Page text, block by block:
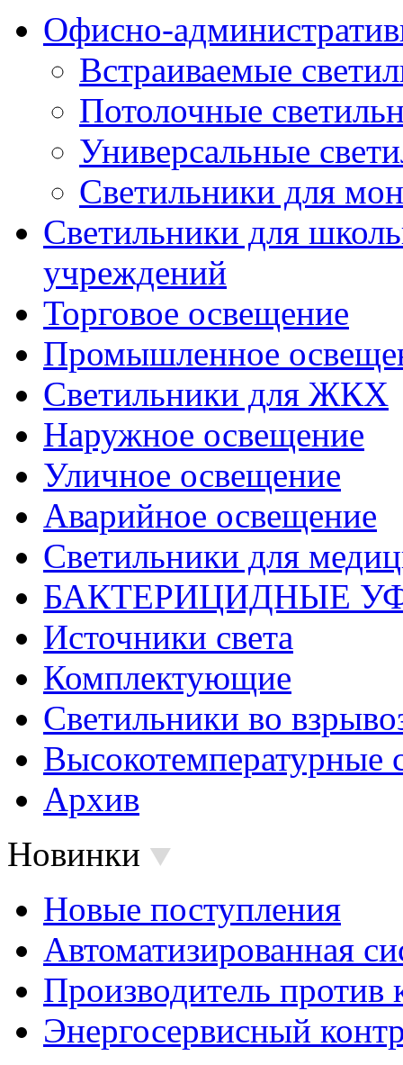
Офисно-
Встраиваемые
Потолочные
Универсальные
Светильники для
Светильники для
учреждений
Торговое освещение
Промышленное
Светильники для ЖКХ
Наружное освещение
Уличное освещение
Аварийное освещение
Светильники для
БАКТЕРИЦИДНЫЕ
Источники света
Комплектующие
Светильники во
Высокотемпературные
Архив
Новинки
Новые поступления
Автоматизированная
Производитель против
Энергосервисный